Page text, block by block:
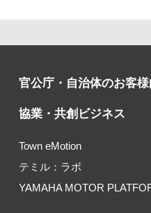
官公庁・自治体のお客
協業・共創ビジネス
Town eMotion
テミル：ラボ
YAMAHA MOTOR